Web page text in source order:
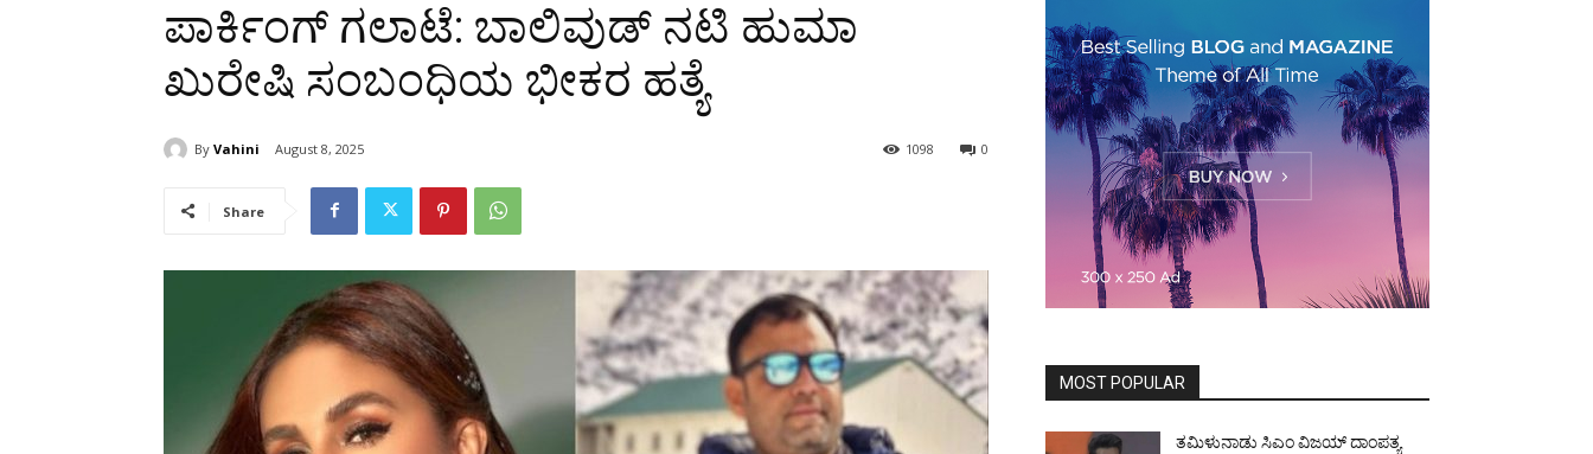
ಪಾರ್ಕಿಂಗ್ ಗಲಾಟೆ: ಬಾಲಿವುಡ್ ನಟಿ ಹುಮಾ
ಖುರೇಷಿ ಸಂಬಂಧಿಯ ಭೀಕರ ಹತ್ಯೆ
By Vahini August 8, 2025 0
1098
Share
MOST POPULAR
ತಮಿಳುನಾಡು ಸಿಎಂ ವಿಜಯ್‌ ದಾಂಪತ್ಯ